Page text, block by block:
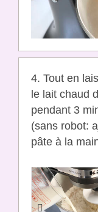
4. Tout en
le lait chaud
pendant 3
(sans robot:
pâte à la